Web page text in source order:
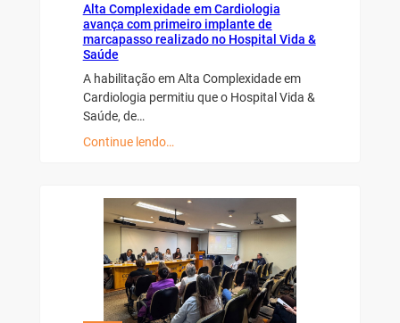
Alta Complexidade em Cardiologia
avança com primeiro implante de
marcapasso realizado no Hospital Vida &
Saúde
A habilitação em Alta Complexidade em
Cardiologia permitiu que o Hospital Vida &
Saúde, de…
Continue lendo…